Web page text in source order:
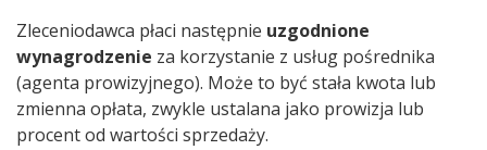
Zleceniodawca płaci następnie uzgodnione
wynagrodzenie za korzystanie z usług pośrednika
(agenta prowizyjnego). Może to być stała kwota lub
zmienna opłata, zwykle ustalana jako prowizja lub
procent od wartości sprzedaży.